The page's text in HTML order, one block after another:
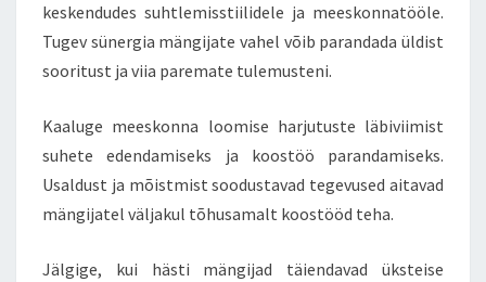
keskendudes suhtlemisstiilidele ja meeskonnatööle.
Tugev sünergia mängijate vahel võib parandada üldist
sooritust ja viia paremate tulemusteni.
Kaaluge meeskonna loomise harjutuste läbiviimist
suhete edendamiseks ja koostöö parandamiseks.
Usaldust ja mõistmist soodustavad tegevused aitavad
mängijatel väljakul tõhusamalt koostööd teha.
Jälgige, kui hästi mängijad täiendavad üksteise